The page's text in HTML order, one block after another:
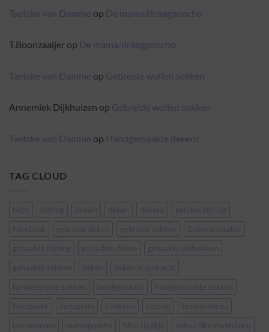
Taetske van Damme op De mama/draagponcho
T.Boonzaaijer op De mama/draagponcho
Taetske van Damme op Gebreide wollen sokken
Annemiek Dijkhuizen op Gebreide wollen sokken
Taetske van Damme op Handgemaakte dekens
TAG CLOUD
baby bijtring Breien deken dekens
eenden bijtring
Facebook
gebreide deken gebreide sokken
Gebreid sjaaltje
gehaakte bijtring
gehaakte deken
gehaakte slofsokken
gehaakte sokken
haken
haken in opdracht
handgebreide sokken
handgemaakt
handgemaakte sokken
Handwerk
instagram kinderen korting
kraamcadeau
Leeuwarden
mamaponcho Mini sjaaltje natuurlijke materialen